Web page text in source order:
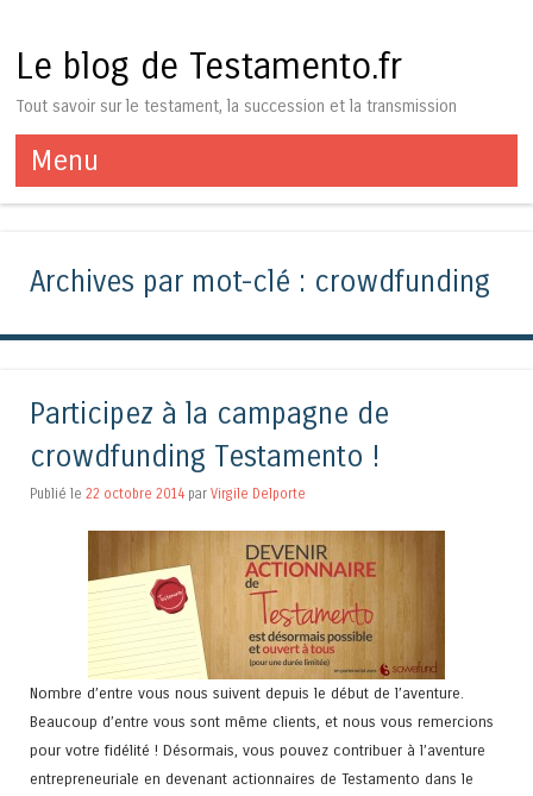
Le blog de Testamento.fr
Tout savoir sur le testament, la succession et la transmission
Menu
Aller au contenu
Archives par mot-clé : crowdfunding
Participez à la campagne de
crowdfunding Testamento !
Publié le 22 octobre 2014 par Virgile Delporte
Nombre d’entre vous nous suivent depuis le début de l’aventure.
Beaucoup d’entre vous sont même clients, et nous vous remercions
pour votre fidélité ! Désormais, vous pouvez contribuer à l’aventure
entrepreneuriale en devenant actionnaires de Testamento dans le